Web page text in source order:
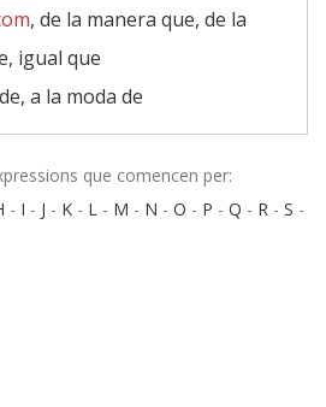
, de la manera que, de la
igual que
a la moda de
que comencen per:
- I - J - K - L - M - N - O - P - Q - R - S -